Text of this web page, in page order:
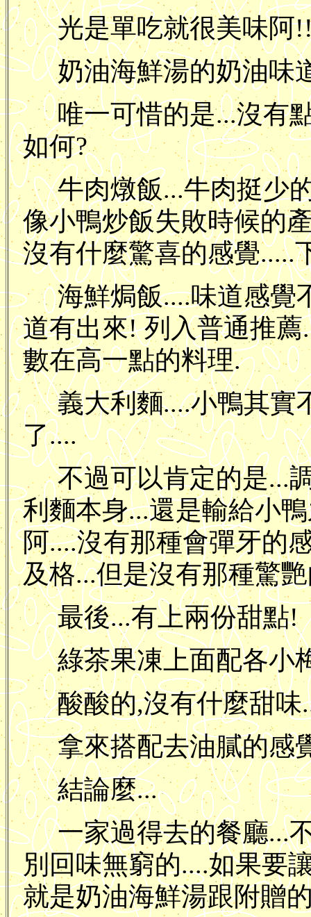
光是單吃就很美味阿
奶油海鮮湯的奶油味
唯一可惜的是...沒有
如何?
牛肉燉飯...牛肉挺少
像小鴨炒飯失敗時候的
沒有什麼驚喜的感覺.....
海鮮焗飯....味道感覺
道有出來! 列入普通推
數在高一點的料理.
義大利麵....小鴨其實
了....
不過可以肯定的是...
利麵本身...還是輸給小
阿....沒有那種會彈牙的
及格...但是沒有那種驚
最後...有上兩份甜點!
綠茶果凍上面配各小
酸酸的,沒有什麼甜味
拿來搭配去油膩的感
結論麼...
一家過得去的餐廳...
別回味無窮的....如果要
就是奶油海鮮湯跟附贈